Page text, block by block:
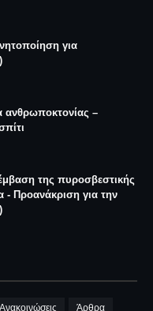
για
ανθρωποκτονίας –
της πυροσβεστικής
- Προανάκριση για την
Ανακοινώσεις Άρθρα